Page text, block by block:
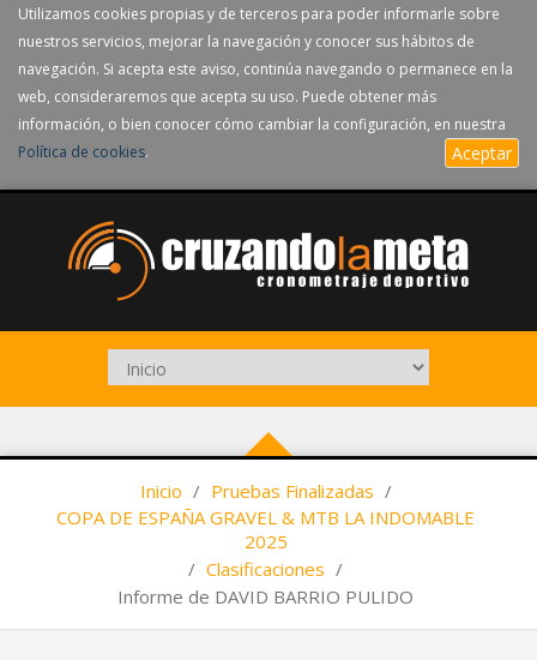
Utilizamos cookies propias y de terceros para poder informarle sobre
nuestros servicios, mejorar la navegación y conocer sus hábitos de
navegación. Si acepta este aviso, continúa navegando o permanece en la
web, consideraremos que acepta su uso. Puede obtener más
información, o bien conocer cómo cambiar la configuración, en nuestra
Política de cookies. Aceptar
Inicio / Pruebas Finalizadas /
COPA DE ESPAÑA GRAVEL & MTB LA INDOMABLE
2025
/ Clasificaciones /
Informe de DAVID BARRIO PULIDO